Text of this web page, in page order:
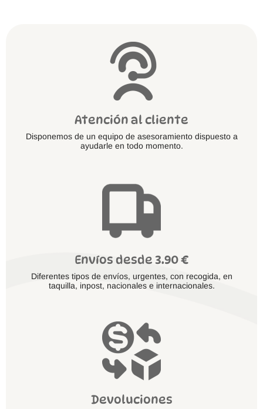
Atención al cliente
Disponemos de un equipo de asesoramiento dispuesto a
ayudarle en todo momento.
Envíos desde 3.90 €
Diferentes tipos de envíos, urgentes, con recogida, en
taquilla, inpost, nacionales e internacionales.
Devoluciones